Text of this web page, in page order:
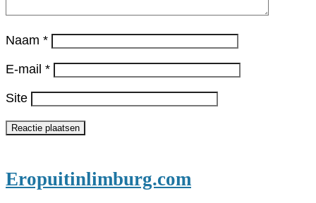
Naam *
E-mail *
Site
Eropuitinlimburg.com